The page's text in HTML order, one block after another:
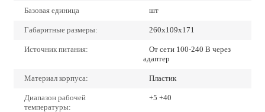
Базовая единица шт
Габаритные размеры: 260х109х171
Источник питания:
От сети 100-240 В через
адаптер
Материал корпуса: Пластик
Диапазон рабочей
температуры:
+5 +40